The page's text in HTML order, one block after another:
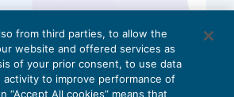
from third parties, to allow the
website and offered services as
of your prior consent, to use data
activity to improve performance of
“Accept All cookies” means that